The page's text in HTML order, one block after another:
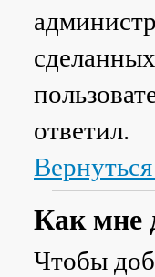
ответил.
Как мне
Чтобы